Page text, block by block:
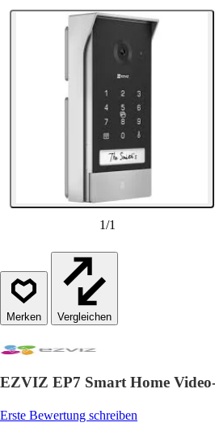
1/1
Vergleichen
EZVIZ EP7 Smart Home
Erste Bewertung schreiben